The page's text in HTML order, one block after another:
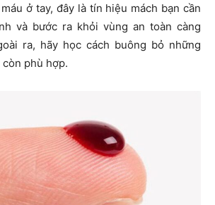
ở tay, đây là tín hiệu mách bạn cần
và bước ra khỏi vùng an toàn càng
ra, hãy học cách buông bỏ những
phù hợp.